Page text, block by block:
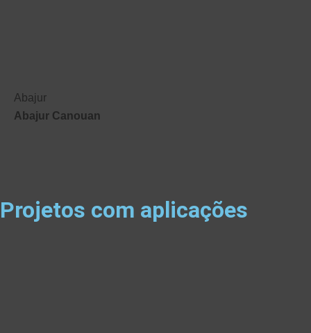
Abajur
Abajur Canouan
Projetos com aplicações